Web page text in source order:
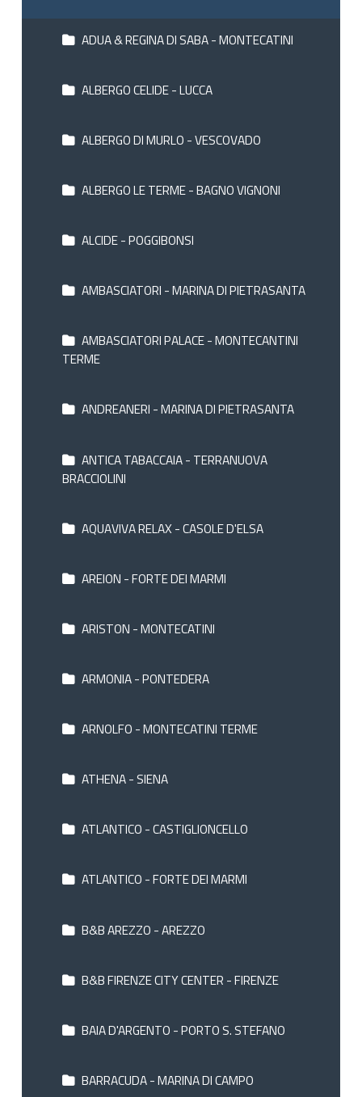
ADUA & REGINA DI SABA - MONTECATINI
ALBERGO CELIDE - LUCCA
ALBERGO DI MURLO - VESCOVADO
ALBERGO LE TERME - BAGNO VIGNONI
ALCIDE - POGGIBONSI
AMBASCIATORI - MARINA DI PIETRASANTA
AMBASCIATORI PALACE - MONTECANTINI
TERME
ANDREANERI - MARINA DI PIETRASANTA
ANTICA TABACCAIA - TERRANUOVA
BRACCIOLINI
AQUAVIVA RELAX - CASOLE D'ELSA
AREION - FORTE DEI MARMI
ARISTON - MONTECATINI
ARMONIA - PONTEDERA
ARNOLFO - MONTECATINI TERME
ATHENA - SIENA
ATLANTICO - CASTIGLIONCELLO
ATLANTICO - FORTE DEI MARMI
B&B AREZZO - AREZZO
B&B FIRENZE CITY CENTER - FIRENZE
BAIA D'ARGENTO - PORTO S. STEFANO
BARRACUDA - MARINA DI CAMPO